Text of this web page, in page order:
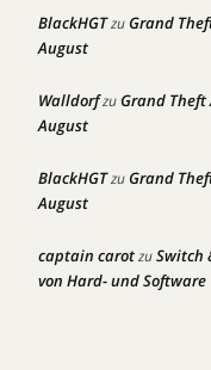
BlackHGTzuGrand
August
WalldorfzuGrand Theft
August
BlackHGTzuGrand
August
captain carotzuSwitch
von Hard- und Software